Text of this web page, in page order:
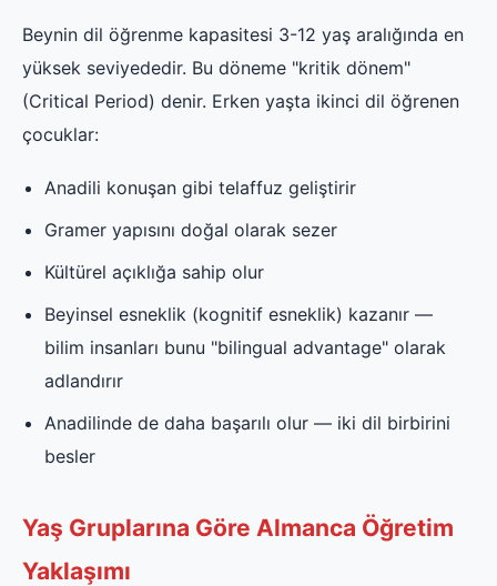
Beynin dil öğrenme kapasitesi 3-12 yaş aralığında en
yüksek seviyededir. Bu döneme "kritik dönem"
(Critical Period) denir. Erken yaşta ikinci dil öğrenen
çocuklar:
Anadili konuşan gibi telaffuz geliştirir
Gramer yapısını doğal olarak sezer
Kültürel açıklığa sahip olur
Beyinsel esneklik (kognitif esneklik) kazanır —
bilim insanları bunu "bilingual advantage" olarak
adlandırır
Anadilinde de daha başarılı olur — iki dil birbirini
besler
Yaş Gruplarına Göre Almanca Öğretim
Yaklaşımı